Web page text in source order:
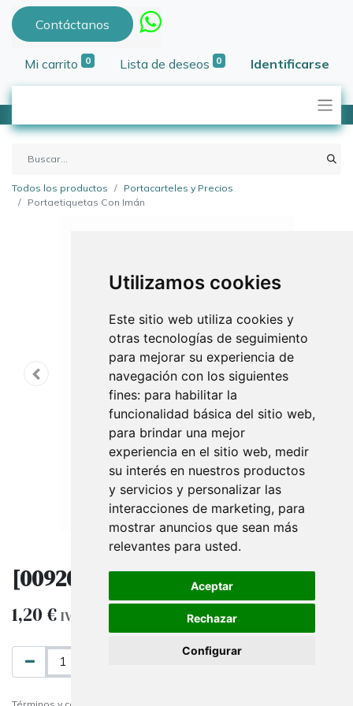
Utilizamos cookies
Este sitio web utiliza cookies y
otras tecnologías de seguimiento
para mejorar su experiencia de
navegación con los siguientes
fines: para habilitar la
funcionalidad básica del sitio web,
para brindar una mejor
experiencia en el sitio web, medir
su interés en nuestros productos
y servicios y personalizar las
interacciones de marketing, para
mostrar anuncios que sean más
relevantes para usted.
Aceptar
Rechazar
Configurar
Contáctanos
Mi carrito 0 Lista de deseos 0 Identificarse
Todos los productos
Portacarteles y Precios
Portaetiquetas Con Imán
[009201] Portaetiquetas Con Imán
1,20€ IVA excluido
AÑADIR AL CARRITO